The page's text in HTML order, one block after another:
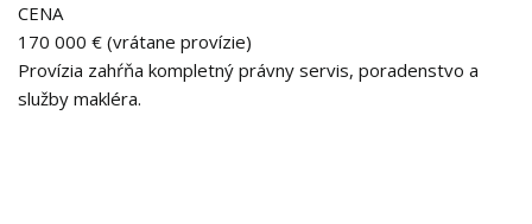
CENA
170 000 € (vrátane provízie)
Provízia zahŕňa kompletný právny servis, poradenstvo a
služby makléra.